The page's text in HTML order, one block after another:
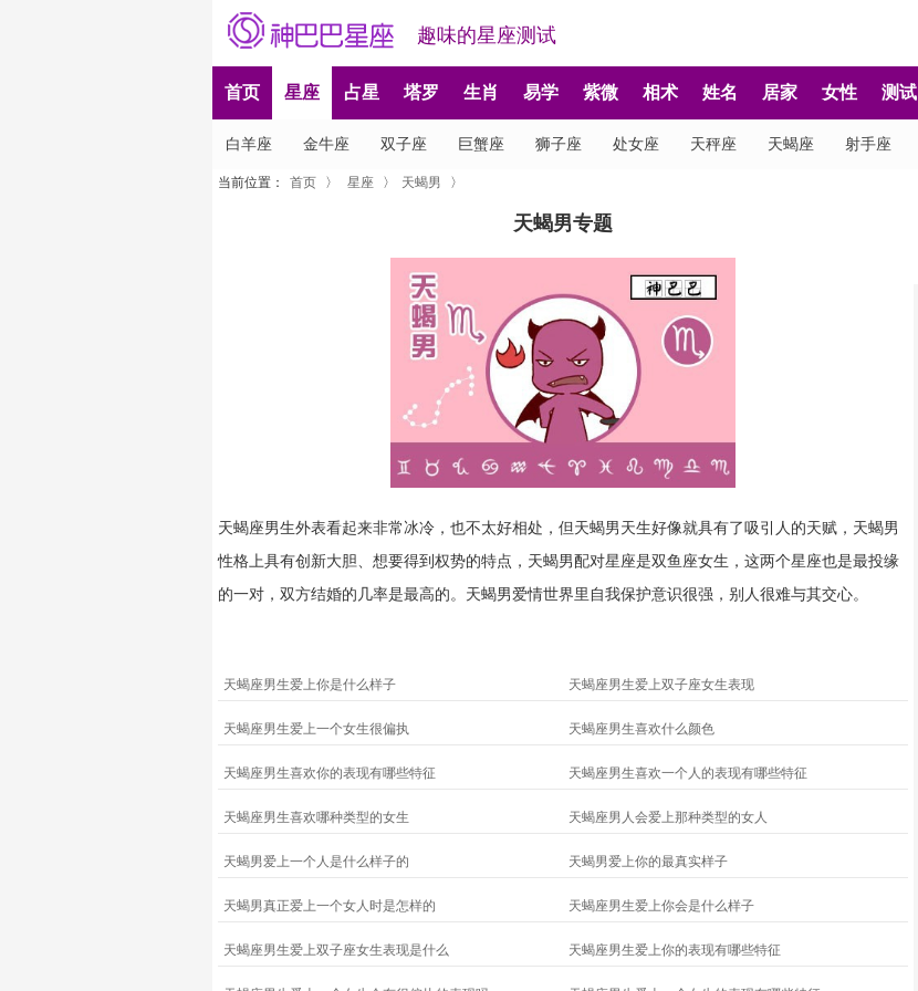
趣味的星座测试
首页 星座 占星 塔罗 生肖 易学 紫微 相术 姓名 居家 女性 测试
白羊座 金牛座 双子座 巨蟹座 狮子座 处女座 天秤座 天蝎座 射手座
当前位置： 首页 〉 星座 〉 天蝎男 〉
天蝎男专题
天蝎座男生外表看起来非常冰冷，也不太好相处，但天蝎男天生好像就具有了吸引人的天赋，天蝎男
性格上具有创新大胆、想要得到权势的特点，天蝎男配对星座是双鱼座女生，这两个星座也是最投缘
的一对，双方结婚的几率是最高的。天蝎男爱情世界里自我保护意识很强，别人很难与其交心。
天蝎座男生爱上你是什么样子 天蝎座男生爱上双子座女生表现
天蝎座男生爱上一个女生很偏执 天蝎座男生喜欢什么颜色
天蝎座男生喜欢你的表现有哪些特征 天蝎座男生喜欢一个人的表现有哪些特征
天蝎座男生喜欢哪种类型的女生 天蝎座男人会爱上那种类型的女人
天蝎男爱上一个人是什么样子的 天蝎男爱上你的最真实样子
天蝎男真正爱上一个女人时是怎样的 天蝎座男生爱上你会是什么样子
天蝎座男生爱上双子座女生表现是什么 天蝎座男生爱上你的表现有哪些特征